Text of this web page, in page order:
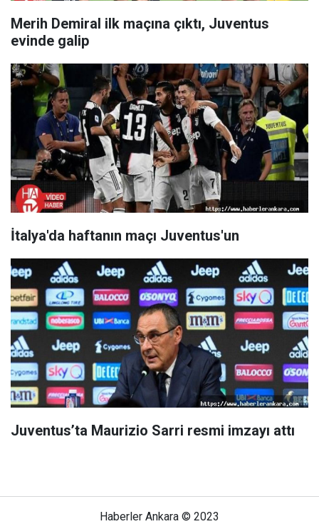
Merih Demiral ilk maçına çıktı, Juventus
evinde galip
İtalya'da haftanın maçı Juventus'un
Juventus’ta Maurizio Sarri resmi imzayı attı
Haberler Ankara © 2023